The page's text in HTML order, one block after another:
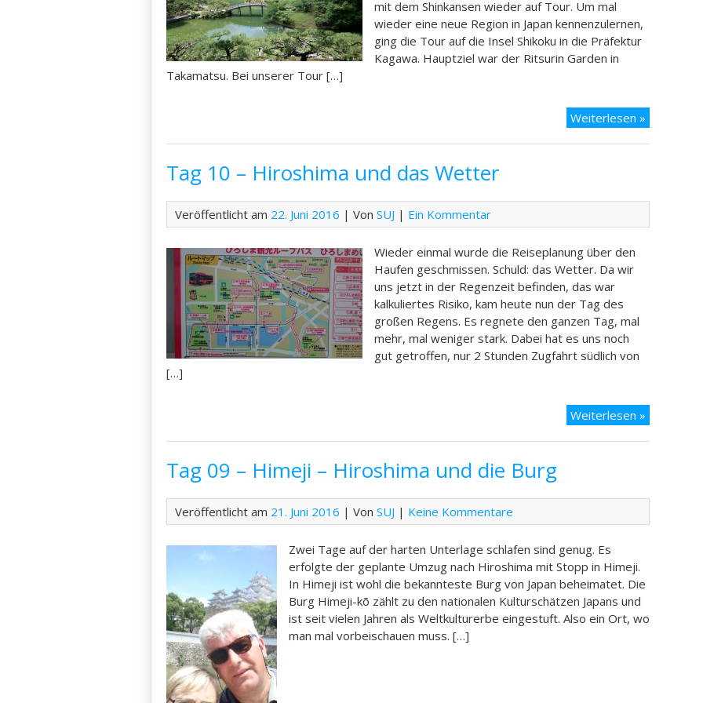
mit dem Shinkansen wieder auf Tour. Um mal
wieder eine neue Region in Japan kennenzulernen,
ging die Tour auf die Insel Shikoku in die Präfektur
Kagawa. Hauptziel war der Ritsurin Garden in
Takamatsu. Bei unserer Tour […]
Weiterlesen »
Natur
Tag 10 – Hiroshima und das Wetter
Veröffentlicht am 22. Juni 2016 | VonSUJ | Ein Kommentar
Wieder einmal wurde die Reiseplanung über den
Haufen geschmissen. Schuld: das Wetter. Da wir
uns jetzt in der Regenzeit befinden, das war
kalkuliertes Risiko, kam heute nun der Tag des
großen Regens. Es regnete den ganzen Tag, mal
mehr, mal weniger stark. Dabei hat es uns noch
gut getroffen, nur 2 Stunden Zugfahrt südlich von
[…]
Weiterlesen »
das
Tag 09 – Himeji – Hiroshima und die Burg
Veröffentlicht am 21. Juni 2016 | VonSUJ | Keine Kommentare
Zwei Tage auf der harten Unterlage schlafen sind genug. Es
erfolgte der geplante Umzug nach Hiroshima mit Stopp in Himeji.
In Himeji ist wohl die bekannteste Burg von Japan beheimatet. Die
Burg Himeji-kõ zählt zu den nationalen Kulturschätzen Japans und
ist seit vielen Jahren als Weltkulturerbe eingestuft. Also ein Ort, wo
man mal vorbeischauen muss. […]